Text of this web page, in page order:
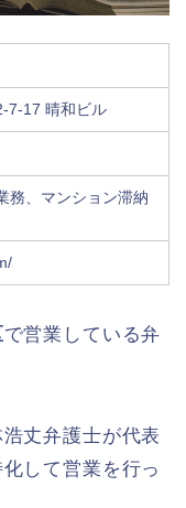
7-17 晴和ビル
務、マンション滞納
で営業している弁
丈弁護士が代表
して営業を行っ